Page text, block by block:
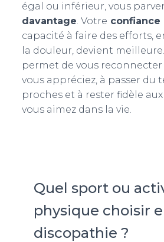
égal ou inférieur, vous
davantage. Votre confiance
capacité à faire des efforts,
la douleur, devient
permet de vous reconnecter
vous appréciez, à passer du
proches et à rester fidèle
vous aimez dans la vie.
Quel sport ou
physique choisir
discopathie ?